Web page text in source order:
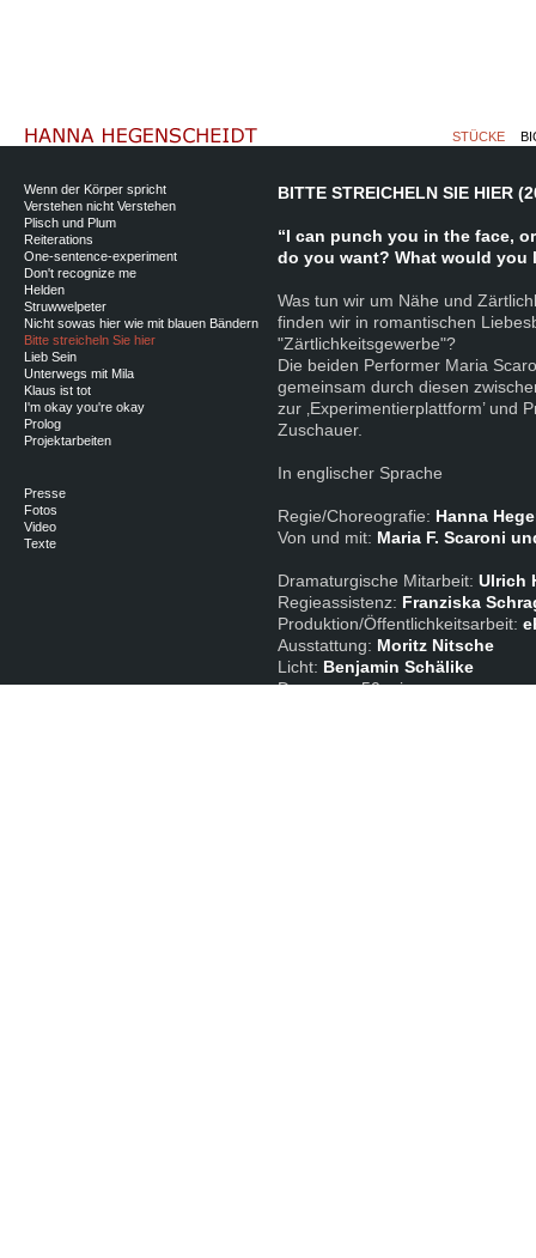
STÜCKE
Wenn der Körper spricht
Verstehen nicht Verstehen
Plisch und Plum
Reiterations
One-sentence-experiment
Don't recognize me
Helden
Struwwelpeter
Nicht sowas hier wie mit blauen Bändern
Bitte streicheln Sie hier
Lieb Sein
Unterwegs mit Mila
Klaus ist tot
I'm okay you're okay
Prolog
Projektarbeiten
Presse
Fotos
Video
Texte
BITTE STREICHELN SIE HIER
“I can punch you in the face,
do you want? What would you
Was tun wir um Nähe und
finden wir in romantischen
"Zärtlichkeitsgewerbe"?
Die beiden Performer Maria
gemeinsam durch diesen
zur ‚Experimentierplattform’ und
Zuschauer.
In englischer Sprache
Regie/Choreografie: Hanna
Von und mit: Maria F. Scaroni
Dramaturgische Mitarbeit: Ulrich
Regieassistenz: Franziska
Produktion/Öffentlichkeitsarbeit:
Ausstattung: Moritz Nitsche
Licht: Benjamin Schälike
Dauer: ca. 50 min.